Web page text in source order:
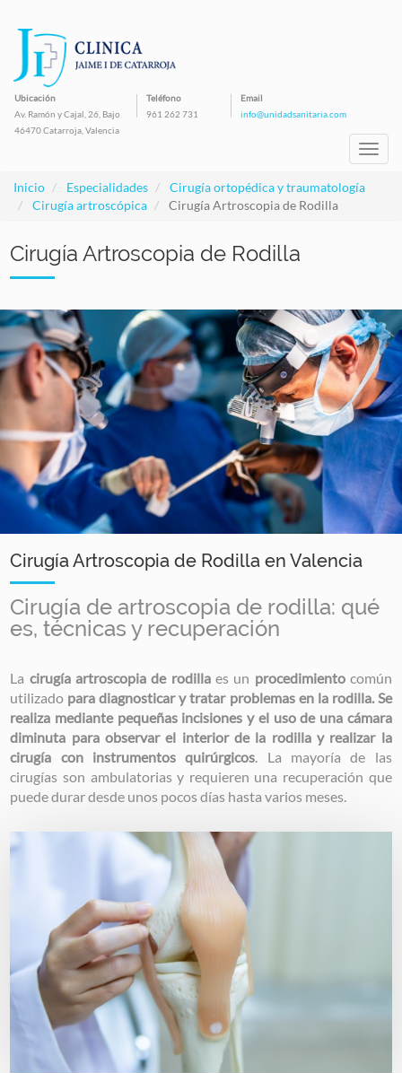
Pasar
contenido
principal
Ubicación
Av. Ramón y Cajal, 26, Bajo
46470 Catarroja, Valencia
Teléfono
961 262 731
Email
info@unidadsanitaria.com
Inicio
Especialidades
Cirugía ortopédica y traumatología
Cirugía artroscópica
Cirugía Artroscopia de Rodilla
Cirugía Artroscopia de Rodilla
Cirugía Artroscopia de Rodilla en Valencia
Cirugía de artroscopia de rodilla: qué
es, técnicas y recuperación
La cirugía artroscopia de rodillaes un procedimientocomún
utilizado para diagnosticar y tratar problemas en la rodilla. Se
realiza mediante pequeñas incisiones y el uso de una cámara
diminuta para observar el interior de la rodilla y realizar la
cirugía con instrumentos quirúrgicos. La mayoría de las
cirugías son ambulatorias y requieren una recuperación que
puede durar desde unos pocos días hasta varios meses.